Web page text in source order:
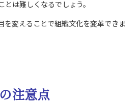
は難しくなるでしょう。
を変えることで組織文化を変革できま
注意点